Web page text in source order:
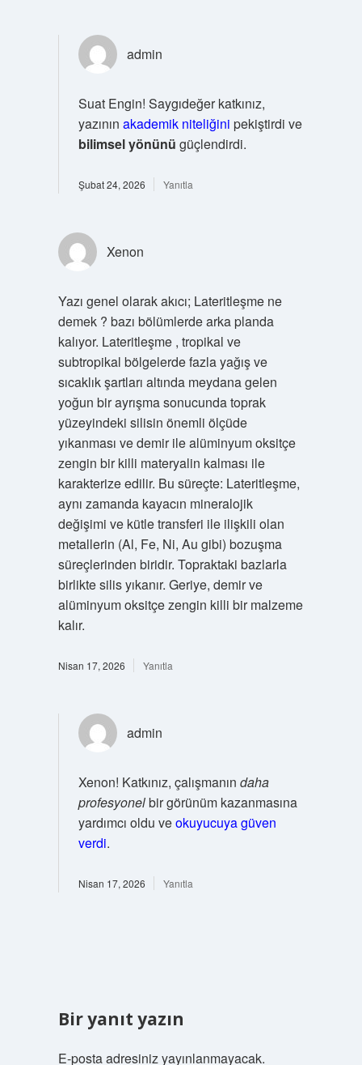
admin
Suat Engin! Saygıdeğer katkınız,
yazının akademik niteliğini pekiştirdi ve
bilimsel yönünü güçlendirdi.
Şubat 24, 2026 Yanıtla
Xenon
Yazı genel olarak akıcı; Lateritleşme ne
demek ? bazı bölümlerde arka planda
kalıyor. Lateritleşme , tropikal ve
subtropikal bölgelerde fazla yağış ve
sıcaklık şartları altında meydana gelen
yoğun bir ayrışma sonucunda toprak
yüzeyindeki silisin önemli ölçüde
yıkanması ve demir ile alüminyum oksitçe
zengin bir killi materyalin kalması ile
karakterize edilir. Bu süreçte: Lateritleşme,
aynı zamanda kayacın mineralojik
değişimi ve kütle transferi ile ilişkili olan
metallerin (Al, Fe, Ni, Au gibi) bozuşma
süreçlerinden biridir. Topraktaki bazlarla
birlikte silis yıkanır. Geriye, demir ve
alüminyum oksitçe zengin killi bir malzeme
kalır.
Nisan 17, 2026 Yanıtla
admin
Xenon! Katkınız, çalışmanın daha
profesyonelbir görünüm kazanmasına
yardımcı oldu veokuyucuya güven
verdi.
Nisan 17, 2026 Yanıtla
Bir yanıt yazın
E-posta adresiniz yayınlanmayacak.